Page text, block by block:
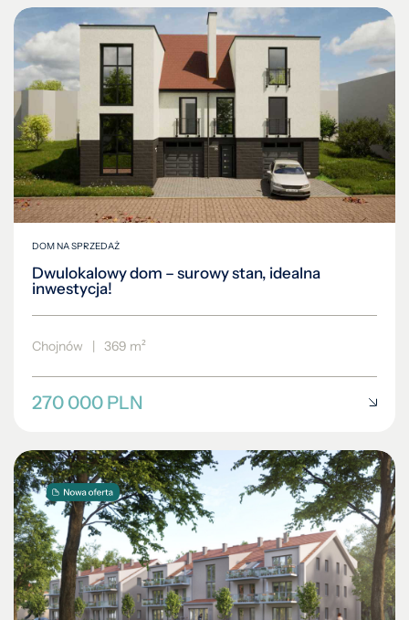
DOM NA SPRZEDAŻ
Dwulokalowy dom – surowy stan, idealna
inwestycja!
Chojnów | 369 m²
270 000 PLN